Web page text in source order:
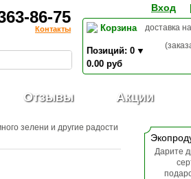
86-75
Контакты
Вход
Корзина
доставка на
Позиций: 0
0.00 руб
Отзывы Акции
зелени и другие радости
Дарите